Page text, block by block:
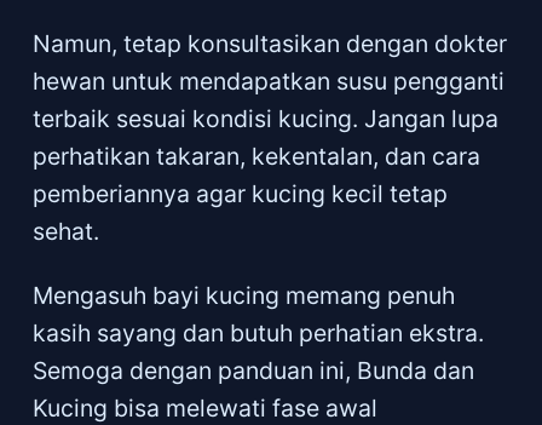
Namun, tetap konsultasikan dengan dokter
hewan untuk mendapatkan susu pengganti
terbaik sesuai kondisi kucing. Jangan lupa
perhatikan takaran, kekentalan, dan cara
pemberiannya agar kucing kecil tetap
sehat.
Mengasuh bayi kucing memang penuh
kasih sayang dan butuh perhatian ekstra.
Semoga dengan panduan ini, Bunda dan
Kucing bisa melewati fase awal